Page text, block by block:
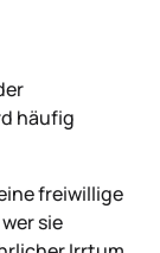
häufig
freiwillige
sie